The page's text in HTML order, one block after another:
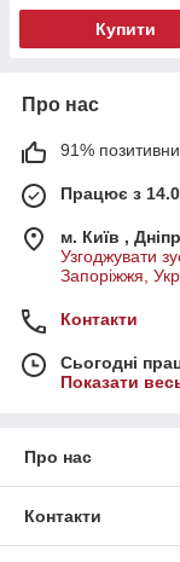
Купити
Про нас
91%
Працює з
м. Київ ,
Узгоджувати
Запоріжжя,
Контакти
Сьогодні
Показати
Про нас
Контакти